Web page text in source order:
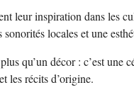
leur inspiration dans les
locales et une
qu’un décor : c’est
les récits d’origine.